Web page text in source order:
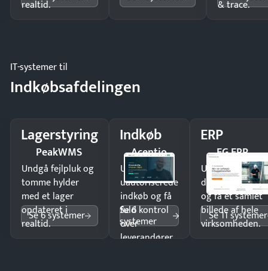
realtid.
& trace.
IT-systemer til
Indkøbsafdelingen
Lagerstyring
PeakWMS
Undgå fejlpluk og
tomme hylder
med et lager
opdateret i
realtid.
Se 6 systemer
Indkøb
Acentio
Undgå
uautoriserede
indkøb og få
fuld kontrol
over
leverandører
Se 6
systemer
ERP
EG ERP
Undgå
og få ét samlet
billede af hele
virksomheden.
Se 11 systemer